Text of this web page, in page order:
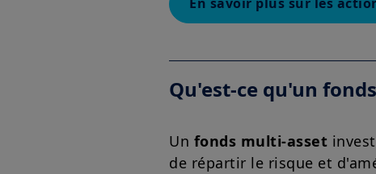
Qu'est-ce qu'un
Un fonds multi-asset
de répartir le risque et